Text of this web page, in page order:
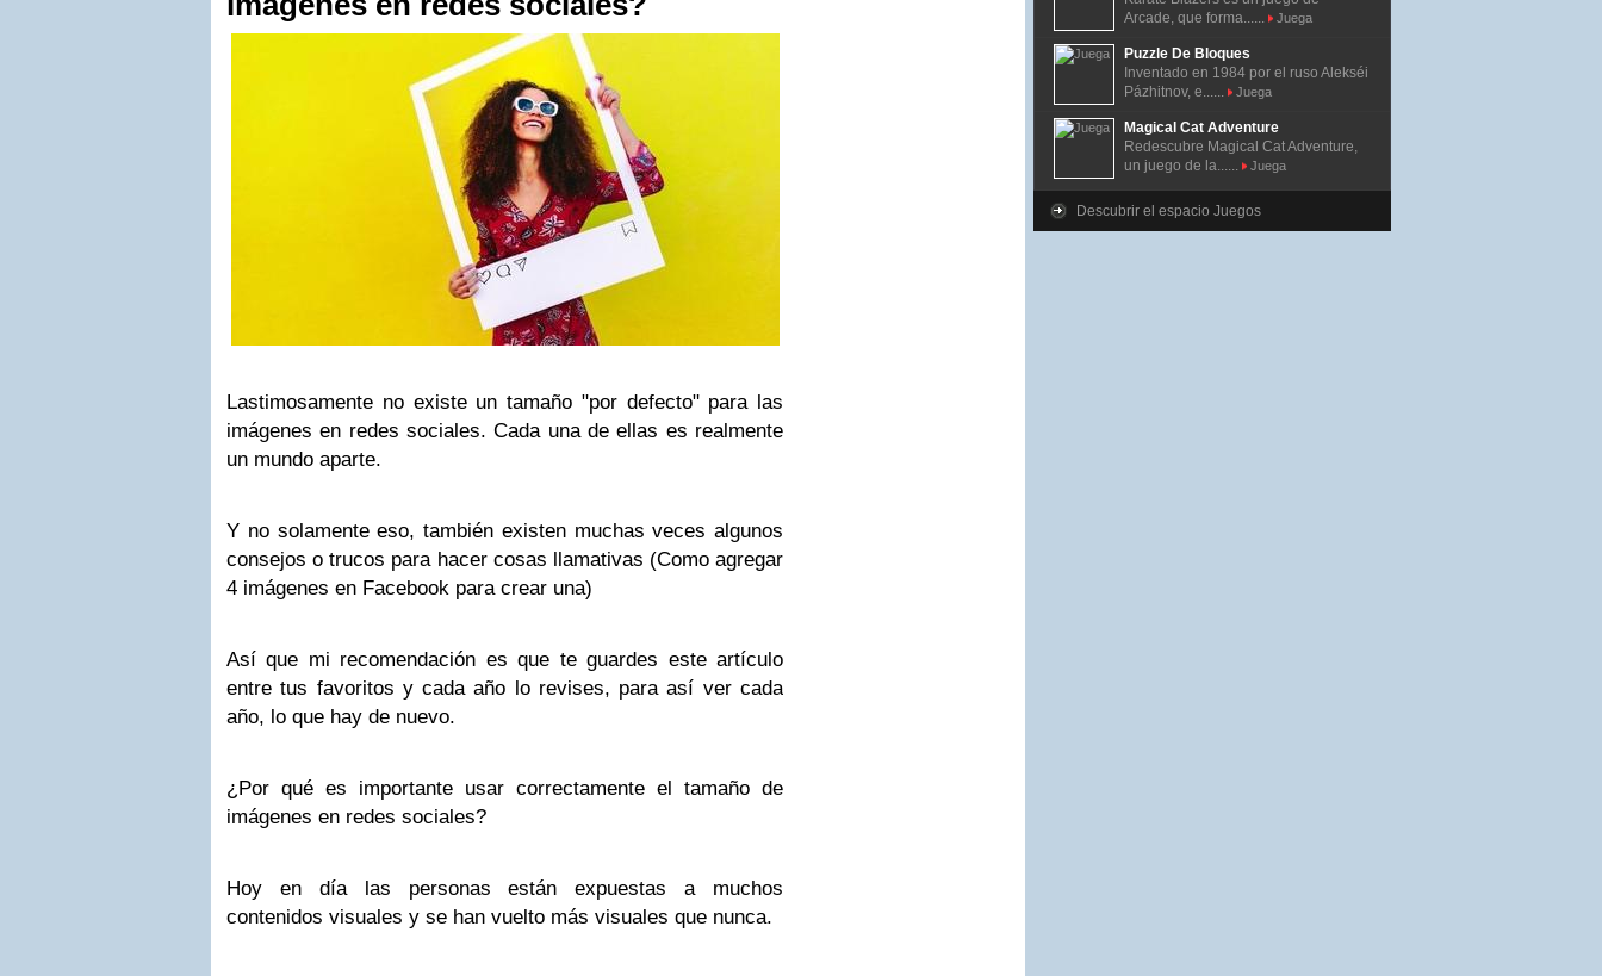
Lastimosamente no existe un tamaño "por defecto" para las
imágenes en redes sociales. Cada una de ellas es realmente
un mundo aparte.
Y no solamente eso, también existen muchas veces algunos
consejos o trucos para hacer cosas llamativas (Como agregar
4 imágenes en Facebook para crear una)
Así que mi recomendación es que te guardes este artículo
entre tus favoritos y cada año lo revises, para así ver cada
año, lo que hay de nuevo.
¿Por qué es importante usar correctamente el tamaño de
imágenes en redes sociales?
Hoy en día las personas están expuestas a muchos
contenidos visuales y se han vuelto más visuales que nunca.
Arcade, que forma......
Juega
Puzzle De Bloques
Inventado en 1984 por el ruso Alekséi
Pázhitnov, e......
Juega
Magical Cat Adventure
Redescubre Magical Cat Adventure,
un juego de la......
Juega
Descubrir el espacio Juegos